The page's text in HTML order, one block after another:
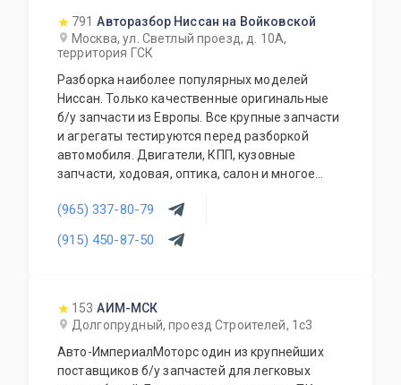
791 Авторазбор Ниссан на Войковской
Москва, ул. Светлый проезд, д. 10А,
территория ГСК
Разборка наиболее популярных моделей
Ниссан. Только качественные оригинальные
б/у запчасти из Европы. Все крупные запчасти
и агрегаты тестируются перед разборкой
автомобиля. Двигатели, КПП, кузовные
запчасти, ходовая, оптика, салон и многое
(965) 337-80-79
(915) 450-87-50
153 АИМ-МСК
Долгопрудный, проезд Строителей, 1с3
Авто-ИмпериалМоторс один из крупнейших
поставщиков б/у запчастей для легковых